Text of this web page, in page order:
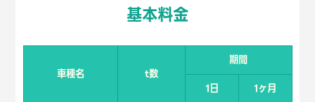
基本料金
車種名 t数
期間
1日
1ヶ月